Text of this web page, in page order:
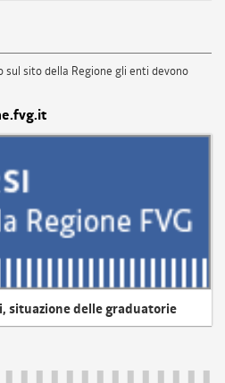
sul sito della Regione gli enti devono
situazione delle graduatorie